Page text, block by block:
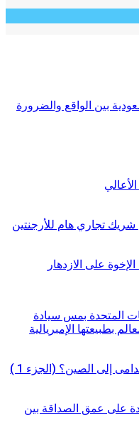
بين الواقع والضرورة
شريك تجاري هام للأرجنتين
الإخوة على الازدهار
المتحدة بمس سيادة
بطبيعتها الإمبريالية
إلى الصين؟ (الجزء 1 )
على عمق الصداقة بين